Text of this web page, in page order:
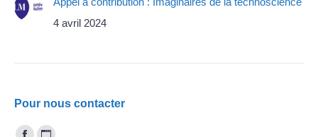
4 avril 2024
Pour nous contacter
Trouvez nous sur :